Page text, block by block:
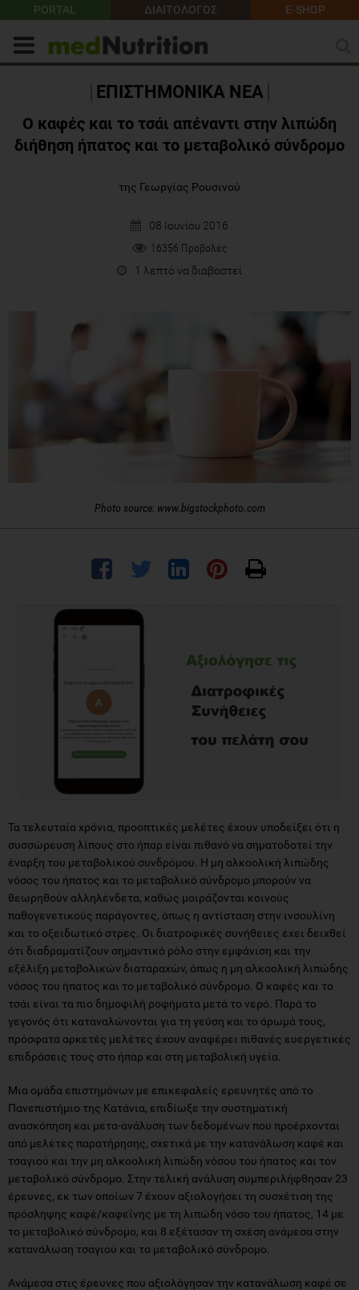
PORTAL ΔΙΑΙΤΟΛΟΓΟΣ E-SHOP
ΕΠΙΣΤΗΜΟΝΙΚΑ ΝΕΑ
Ο καφές και το τσάι απέναντι στην λιπώδη
διήθηση ήπατος και το μεταβολικό σύνδρομο
της Γεωργίας Ρουσινού
08 Ιουνίου 2016
16356 Προβολές
1 λεπτό να διαβαστεί
Photo source: www.bigstockphoto.com
Τα τελευταία χρόνια, προοπτικές μελέτες έχουν υποδείξει ότι η
συσσώρευση λίπους στο ήπαρ είναι πιθανό να σηματοδοτεί την
έναρξη του μεταβολικού συνδρόμου. Η μη αλκοολική λιπώδης
νόσος του ήπατος και το μεταβολικό σύνδρομο μπορούν να
θεωρηθούν αλληλένδετα, καθώς μοιράζονται κοινούς
παθογενετικούς παράγοντες, όπως η αντίσταση στην ινσουλίνη
και το οξειδωτικό στρες. Οι διατροφικές συνήθειες έχει δειχθεί
ότι διαδραματίζουν σημαντικό ρόλο στην εμφάνιση και την
εξέλιξη μεταβολικών διαταραχών, όπως η μη αλκοολική λιπώδης
νόσος του ήπατος και το μεταβολικό σύνδρομο. Ο καφές και το
τσάι είναι τα πιο δημοφιλή ροφήματα μετά το νερό. Παρά το
γεγονός ότι καταναλώνονται για τη γεύση και το άρωμά τους,
πρόσφατα αρκετές μελέτες έχουν αναφέρει πιθανές ευεργετικές
επιδράσεις τους στο ήπαρ και στη μεταβολική υγεία.
Μια ομάδα επιστημόνων με επικεφαλείς ερευνητές από το
Πανεπιστήμιο της Κατάνια, επιδίωξε την συστηματική
ανασκόπηση και μετα-ανάλυση των δεδομένων που προέρχονται
από μελέτες παρατήρησης, σχετικά με την κατανάλωση καφέ και
τσαγιού και την μη αλκοολική λιπώδη νόσου του ήπατος και τον
μεταβολικό σύνδρομο. Στην τελική ανάλυση συμπεριλήφθησαν 23
έρευνες, εκ των οποίων 7 έχουν αξιολογήσει τη συσχέτιση της
πρόσληψης καφέ/καφεΐνης με τη λιπώδη νόσο του ήπατος, 14 με
το μεταβολικό σύνδρομο, και 8 εξέτασαν τη σχέση ανάμεσα στην
κατανάλωση τσαγιού και το μεταβολικό σύνδρομο.
Ανάμεσα στις έρευνες που αξιολόγησαν την κατανάλωση καφέ σε